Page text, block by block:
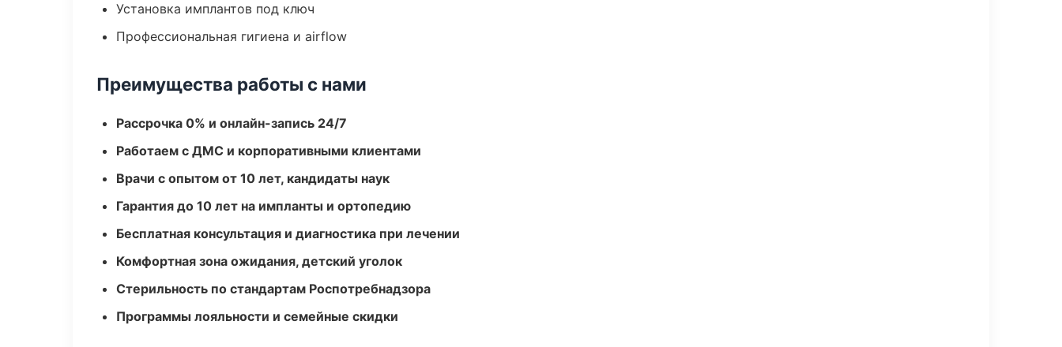
Установка имплантов под ключ
Профессиональная гигиена и airflow
Преимущества работы с нами
Рассрочка 0% и онлайн-запись 24/7
Работаем с ДМС и корпоративными клиентами
Врачи с опытом от 10 лет, кандидаты наук
Гарантия до 10 лет на импланты и ортопедию
Бесплатная консультация и диагностика при лечении
Комфортная зона ожидания, детский уголок
Стерильность по стандартам Роспотребнадзора
Программы лояльности и семейные скидки